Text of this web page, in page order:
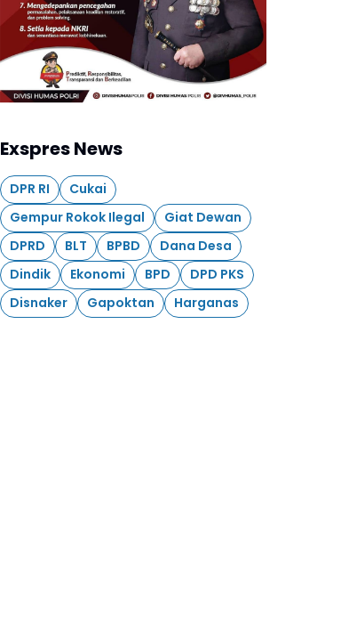
Exspres News
DPR RI
Cukai
Gempur Rokok Ilegal
Giat Dewan
DPRD
BLT BPBD
Dana Desa
Dindik
Ekonomi BPD
DPD PKS
Disnaker
Gapoktan Harganas